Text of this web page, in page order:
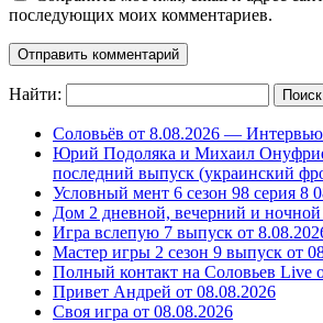
последующих моих комментариев.
Найти:
Соловьёв от 8.08.2026 —
Юрий Подоляка и Михаил
последний выпуск (украинский
Условный мент 6 сезон 98 серия 8
Дом 2 дневной, вечерний и
Игра вслепую 7 выпуск от
Мастер игры 2 сезон 9 выпуск от
Полный контакт на Соловьев Live
Привет Андрей от 08.08.2026
Своя игра от 08.08.2026